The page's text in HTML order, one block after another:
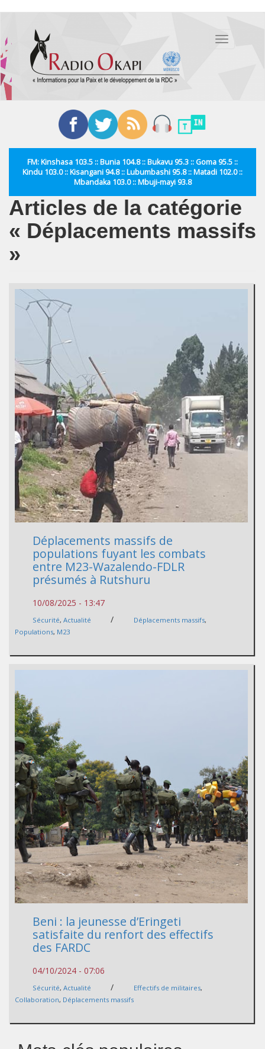
contenu
principal
Toggle
FM: Kinshasa 103.5 :: Bunia 104.8 :: Bukavu 95.3 :: Goma 95.5 ::
Kindu 103.0 :: Kisangani 94.8 :: Lubumbashi 95.8 :: Matadi 102.0 ::
Mbandaka 103.0 :: Mbuji-mayi 93.8
Articles de la catégorie
« Déplacements massifs
»
Déplacements massifs de
populations fuyant les combats
entre M23-Wazalendo-FDLR
présumés à Rutshuru
10/08/2025 - 13:47
Sécurité, Actualité / Déplacements massifs,
Populations, M23
Beni : la jeunesse d’Eringeti
satisfaite du renfort des effectifs
des FARDC
04/10/2024 - 07:06
Sécurité, Actualité / Effectifs de militaires,
Collaboration, Déplacements massifs